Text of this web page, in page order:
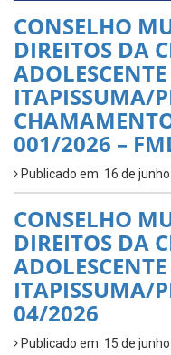
CONSELHO
DIREITOS DA
ITAPISSUMA/
001/2026 –
Publicado em: 16 de
CONSELHO
DIREITOS DA
ITAPISSUMA/
04/2026
Publicado em: 15 de